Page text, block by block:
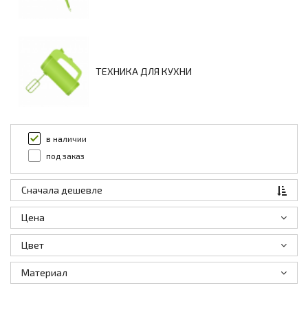
ТЕХНИКА ДЛЯ КУХНИ
в наличии
под заказ
Сначала дешевле
Цена
Цвет
Материал